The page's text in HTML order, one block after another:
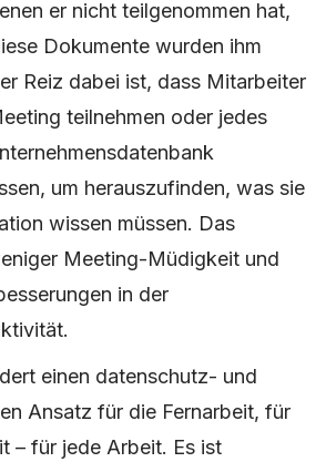
er nicht teilgenommen hat,
Dokumente wurden ihm
Reiz dabei ist, dass Mitarbeiter
teilnehmen oder jedes
um herauszufinden, was sie
wissen müssen. Das
Meeting-Müdigkeit und
in der
einen datenschutz- und
Ansatz für die Fernarbeit, für
– für jede Arbeit. Es ist